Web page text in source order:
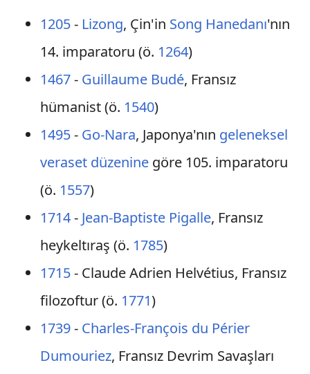
1205- Lizong, Çin'in Song Hanedanı'nın
14. imparatoru (ö. 1264)
1467- Guillaume Budé, Fransız
hümanist (ö. 1540)
1495- Go-Nara, Japonya'nın geleneksel
veraset düzeninegöre 105. imparatoru
(ö. 1557)
1714- Jean-Baptiste Pigalle, Fransız
heykeltıraş (ö. 1785)
1715- Claude Adrien Helvétius, Fransız
filozoftur (ö. 1771)
1739- Charles-François du Périer
Dumouriez, Fransız Devrim Savaşları